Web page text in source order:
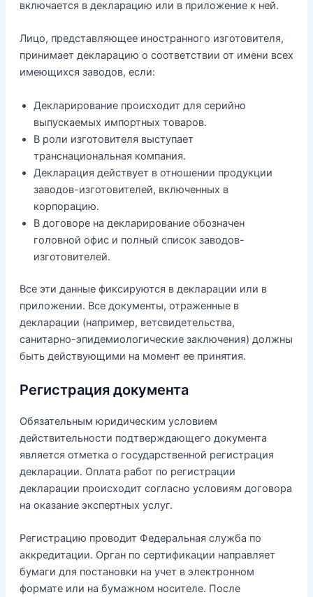
включается в декларацию или в приложение к ней.
Лицо, представляющее иностранного изготовителя,
принимает декларацию о соответствии от имени всех
имеющихся заводов, если:
Декларирование происходит для серийно
выпускаемых импортных товаров.
В роли изготовителя выступает
транснациональная компания.
Декларация действует в отношении продукции
заводов-изготовителей, включенных в
корпорацию.
В договоре на декларирование обозначен
головной офис и полный список заводов-
изготовителей.
Все эти данные фиксируются в декларации или в
приложении. Все документы, отраженные в
декларации (например, ветсвидетельства,
санитарно-эпидемиологические заключения) должны
быть действующими на момент ее принятия.
Регистрация документа
Обязательным юридическим условием
действительности подтверждающего документа
является отметка о государственной регистрация
декларации. Оплата работ по регистрации
декларации происходит согласно условиям договора
на оказание экспертных услуг.
Регистрацию проводит Федеральная служба по
аккредитации. Орган по сертификации направляет
бумаги для постановки на учет в электронном
формате или на бумажном носителе. После